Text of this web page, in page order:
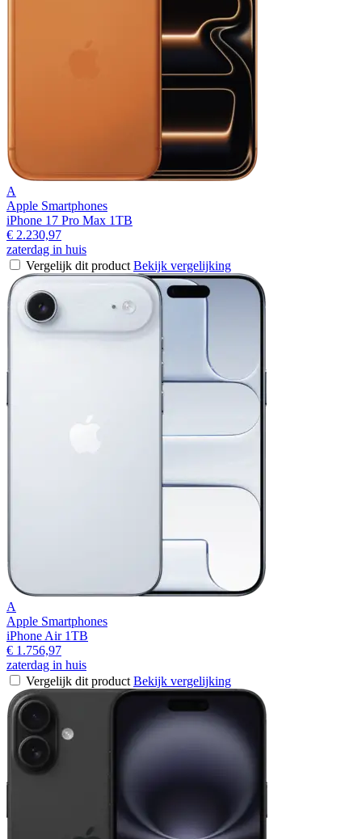
A
Apple Smartphones
iPhone 17 Pro Max 1TB
€ 2.230,97
zaterdag in huis
Vergelijk dit product Bekijk vergelijking
A
Apple Smartphones
iPhone Air 1TB
€ 1.756,97
zaterdag in huis
Vergelijk dit product Bekijk vergelijking